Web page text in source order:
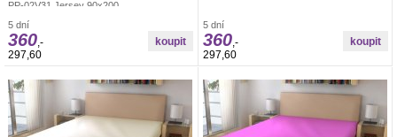
PP-02V31 Jersey 90x200
5 dní
360,-
297,60
5 dní
360,-
297,60